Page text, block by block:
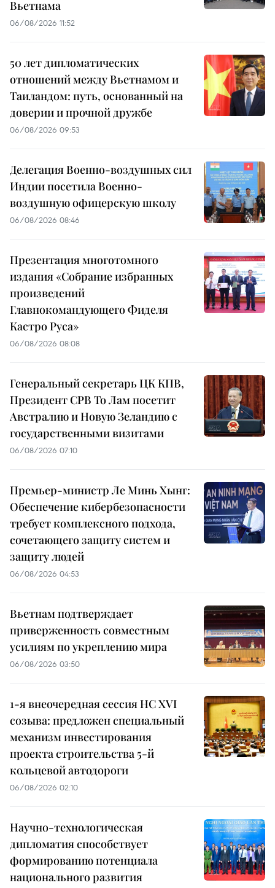
Вьетнама
06/08/2026 11:52
50 лет дипломатических
отношений между Вьетнамом и
Таиландом: путь, основанный на
доверии и прочной дружбе
06/08/2026 09:53
Делегация Военно-воздушных сил
Индии посетила Военно-
воздушную офицерскую школу
06/08/2026 08:46
Презентация многотомного
издания «Собрание избранных
произведений
Главнокомандующего Фиделя
Кастро Руса»
06/08/2026 08:08
Генеральный секретарь ЦК КПВ,
Президент СРВ То Лам посетит
Австралию и Новую Зеландию с
государственными визитами
06/08/2026 07:10
Премьер-министр Ле Минь Хынг:
Обеспечение кибербезопасности
требует комплексного подхода,
сочетающего защиту систем и
защиту людей
06/08/2026 04:53
Вьетнам подтверждает
приверженность совместным
усилиям по укреплению мира
06/08/2026 03:50
1-я внеочередная сессия НС XVI
созыва: предложен специальный
механизм инвестирования
проекта строительства 5-й
кольцевой автодороги
06/08/2026 02:10
Научно-технологическая
дипломатия способствует
формированию потенциала
национального развития